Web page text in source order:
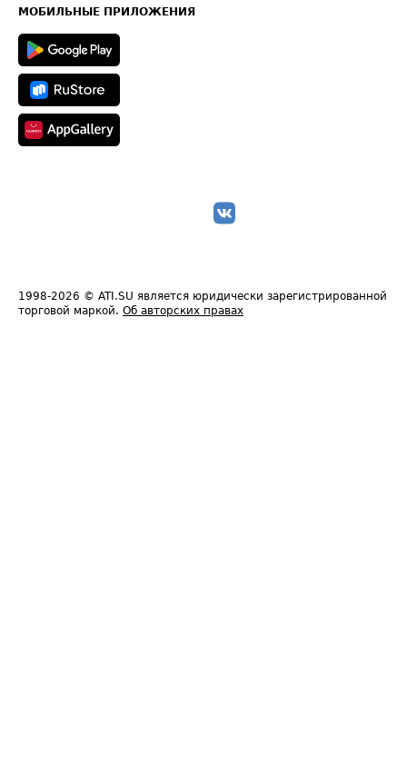
Техническая информация
МОБИЛЬНЫЕ ПРИЛОЖЕНИЯ
1998-2026 © ATI.SU является юридически зарегистрированной
торговой маркой. Об авторских правах